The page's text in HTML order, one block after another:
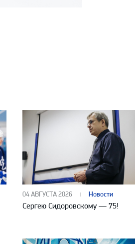
04 АВГУСТА 2026 Новости
Сергею Сидоровскому — 75!